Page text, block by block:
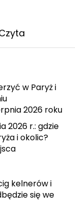
w Paryż i
2026 roku
2026 r.: gdzie
i okolic?
kelnerów i
się we